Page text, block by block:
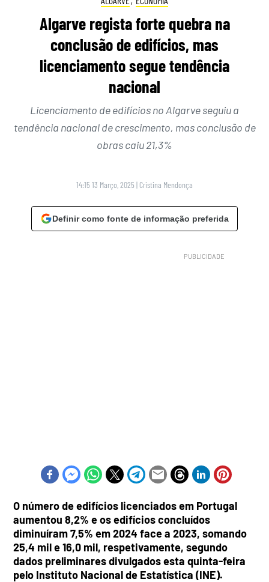
Algarve regista forte quebra na
conclusão de edifícios, mas
licenciamento segue tendência
nacional
Licenciamento de edifícios no Algarve seguiu a
tendência nacional de crescimento, mas conclusão de
obras caiu 21,3%
14:15 13 Março, 2025 | Cristina Mendonça
Definir como fonte de informação preferida
O número de edifícios licenciados em Portugal
aumentou 8,2% e os edifícios concluídos
diminuíram 7,5% em 2024 face a 2023, somando
25,4 mil e 16,0 mil, respetivamente, segundo
dados preliminares divulgados esta quinta-feira
pelo Instituto Nacional de Estatística (INE).